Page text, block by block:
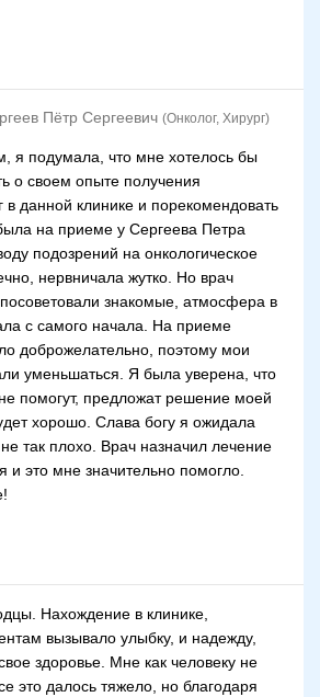
Пётр Сергеевич (Онколог, Хирург)
я подумала, что мне хотелось бы
о своем опыте получения
в данной клинике и порекомендовать
на приеме у Сергеева Петра
подозрений на онкологическое
нервничала жутко. Но врач
знакомые, атмосфера в
с самого начала. На приеме
доброжелательно, поэтому мои
уменьшаться. Я была уверена, что
помогут, предложат решение моей
хорошо. Слава богу я ожидала
так плохо. Врач назначил лечение
и это мне значительно помогло.
Нахождение в клинике,
вызывало улыбку, и надежду,
здоровье. Мне как человеку не
это далось тяжело, но благодаря